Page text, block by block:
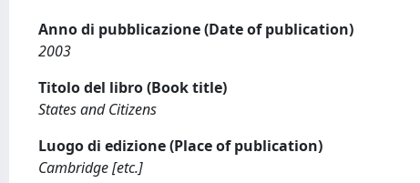
Anno di pubblicazione (Date of publication)
2003
Titolo del libro (Book title)
States and Citizens
Luogo di edizione (Place of publication)
Cambridge [etc.]